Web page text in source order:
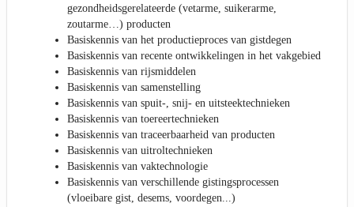
gezondheidsgerelateerde (vetarme, suikerarme,
zoutarme…) producten
Basiskennis van het productieproces van gistdegen
Basiskennis van recente ontwikkelingen in het vakgebied
Basiskennis van rijsmiddelen
Basiskennis van samenstelling
Basiskennis van spuit-, snij- en uitsteektechnieken
Basiskennis van toereertechnieken
Basiskennis van traceerbaarheid van producten
Basiskennis van uitroltechnieken
Basiskennis van vaktechnologie
Basiskennis van verschillende gistingsprocessen
(vloeibare gist, desems, voordegen...)